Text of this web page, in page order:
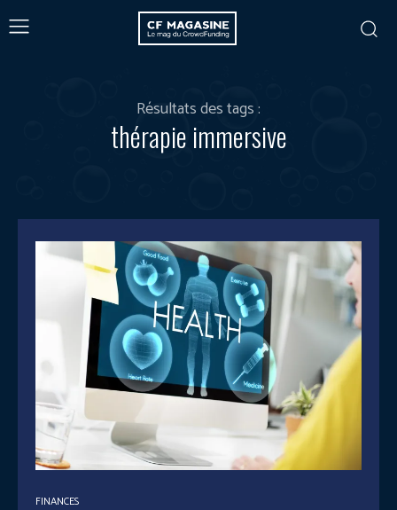
Résultats des tags :
thérapie immersive
FINANCES